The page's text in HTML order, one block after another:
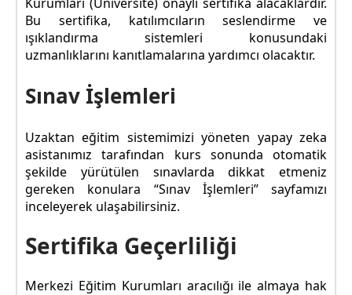
Bu sertifika, katılımcıların seslendirme ve
ışıklandırma sistemleri konusundaki
uzmanlıklarını kanıtlamalarına yardımcı olacaktır.
Sınav İşlemleri
Uzaktan eğitim sistemimizi yöneten yapay zeka
asistanımız tarafından kurs sonunda otomatik
şekilde yürütülen sınavlarda dikkat etmeniz
gereken konulara “Sınav İşlemleri” sayfamızı
inceleyerek ulaşabilirsiniz.
Sertifika Geçerliliği
Merkezi Eğitim Kurumları aracılığı ile almaya hak